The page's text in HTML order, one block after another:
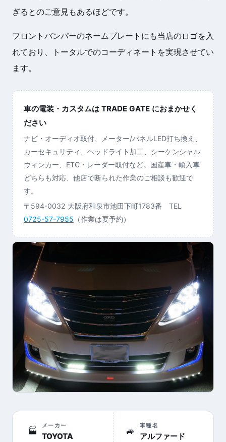
ぎるとのご意見もあるほどです。
フロントバンパーのネームプレートにも当店のロゴを入
れており、トータルでのコーディネートを実現させてい
ます。
車の電装・カスタムは TRADE GATE におまかせく
ださい
ナビ・オーディオ取付、メーター/パネルLED打ち換え、
カーセキュリティ、ヘッドライト加工、シーケンシャル
ウィンカー、ETC・レーダー取付など。国産車・輸入車
どちらも対応、他店で断られた作業のご相談も歓迎で
す。
〒594-0032 大阪府和泉市池田下町1783番 TEL
0725-57-7955 （作業は要予約）
🏭
メーカー
TOYOTA
🚙
車種名
アルファード